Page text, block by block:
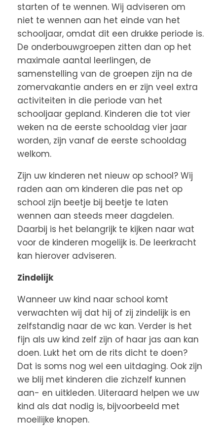
starten of te wennen. Wij adviseren om
niet te wennen aan het einde van het
schooljaar, omdat dit een drukke periode is.
De onderbouwgroepen zitten dan op het
maximale aantal leerlingen, de
samenstelling van de groepen zijn na de
zomervakantie anders en er zijn veel extra
activiteiten in die periode van het
schooljaar gepland. Kinderen die tot vier
weken na de eerste schooldag vier jaar
worden, zijn vanaf de eerste schooldag
welkom.
Zijn uw kinderen net nieuw op school? Wij
raden aan om kinderen die pas net op
school zijn beetje bij beetje te laten
wennen aan steeds meer dagdelen.
Daarbij is het belangrijk te kijken naar wat
voor de kinderen mogelijk is. De leerkracht
kan hierover adviseren.
Zindelijk
Wanneer uw kind naar school komt
verwachten wij dat hij of zij zindelijk is en
zelfstandig naar de wc kan. Verder is het
fijn als uw kind zelf zijn of haar jas aan kan
doen. Lukt het om de rits dicht te doen?
Dat is soms nog wel een uitdaging. Ook zijn
we blij met kinderen die zichzelf kunnen
aan- en uitkleden. Uiteraard helpen we uw
kind als dat nodig is, bijvoorbeeld met
moeilijke knopen.